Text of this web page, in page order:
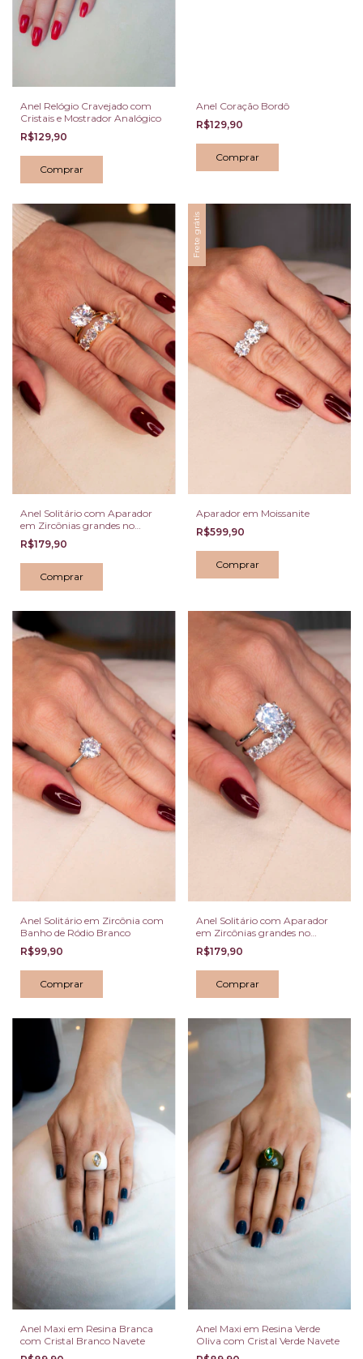
Anel Relógio Cravejado com
Cristais e Mostrador Analógico
R$129,90
Comprar
Anel Coração Bordô
R$129,90
Anel Solitário com Aparador
em Zircônias grandes no
Dourado
R$179,90
Comprar
Frete grátis
Aparador em Moissanite
R$599,90
Comprar
Anel Solitário em Zircônia com
Banho de Ródio Branco
R$99,90
Comprar
Anel Solitário com Aparador
em Zircônias grandes no
Banho de Ródio Branco
R$179,90
Comprar
Anel Maxi em Resina Branca
com Cristal Branco Navete
Anel Maxi em Resina Verde
Oliva com Cristal Verde Navete